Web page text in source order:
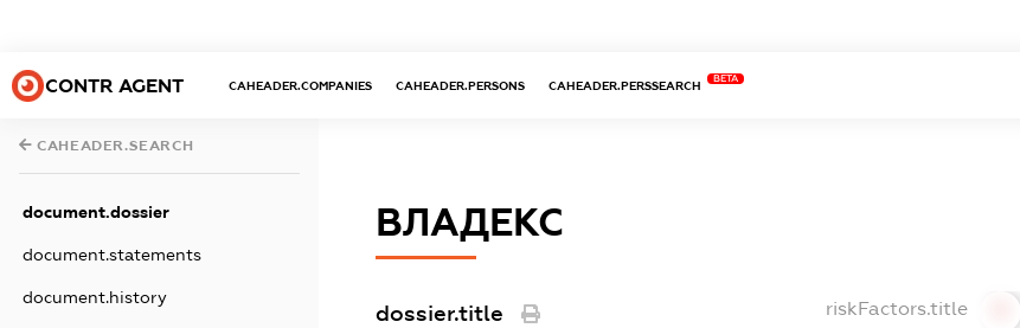
CONTR AGENT CAHEADER.COMPANIES CAHEADER.PERSONS CAHEADER.PERSSEARCH
BETA
CAHEADER.SEARCH
document.dossier
document.statements
document.history
ВЛАДЕКС
dossier.title riskFactors.title